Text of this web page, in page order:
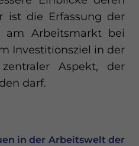
ist die Erfassung der
am Arbeitsmarkt bei
Investitionsziel in der
Aspekt, der
darf.
in der Arbeitswelt der